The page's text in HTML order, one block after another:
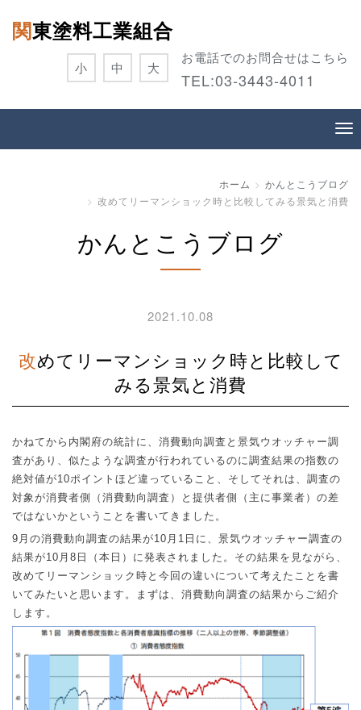
関東塗料工業組合
お電話でのお問合せはこちら
TEL:03-3443-4011
小 中 大
ホーム
かんとこうブログ
改めてリーマンショック時と比較してみる景気と消費
かんとこうブログ
2021.10.08
改めてリーマンショック時と比較して
みる景気と消費
かねてから内閣府の統計に、消費動向調査と景気ウオッチャー調
査があり、似たような調査が行われているのに調査結果の指数の
絶対値が10ポイントほど違っていること、そしてそれは、調査の
対象が消費者側（消費動向調査）と提供者側（主に事業者）の差
ではないかということを書いてきました。
9 月の消費動向調査の結果が10 月 1 日に、景気ウオッチャー調査の
結果が10 月 8 日（本日）に発表されました。その結果を見ながら、
改めてリーマンショック時と今回の違いについて考えたことを書
いてみたいと思います。まずは、消費動向調査の結果からご紹介
します。